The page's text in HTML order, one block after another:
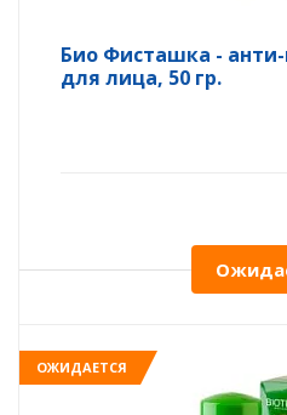
Био Фисташка - анти-
для лица, 50 гр.
ОЖИДАЕТСЯ